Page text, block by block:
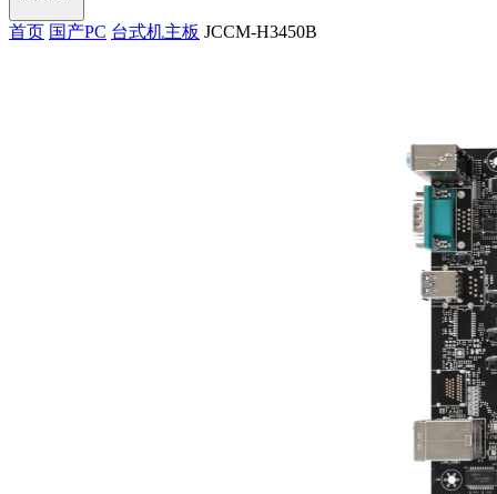
首页 国产PC 台式机主板 JCCM-H3450B